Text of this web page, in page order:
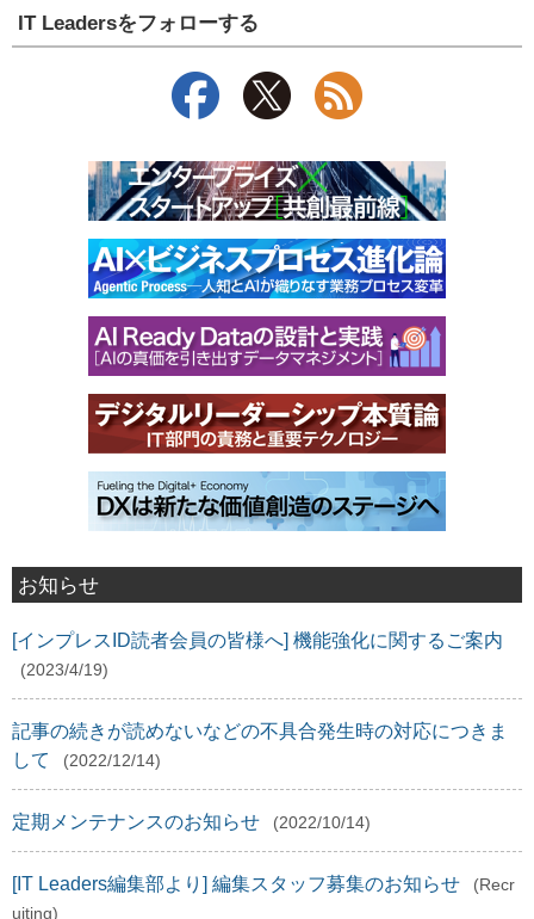
IT Leadersをフォローする
お知らせ
[インプレスID読者会員の皆様へ] 機能強化に関するご案内
(2023/4/19)
記事の続きが読めないなどの不具合発生時の対応につきま
して
(2022/12/14)
定期メンテナンスのお知らせ (2022/10/14)
[IT Leaders編集部より] 編集スタッフ募集のお知らせ
(Recr
uiting)